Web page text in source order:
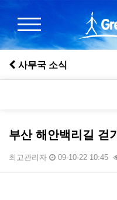
사무국 소식
부산 해안백리길 걷기
최고관리자 09-10-22 10:45